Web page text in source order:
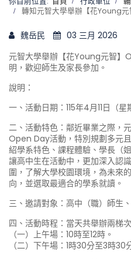
轉知元智大學舉辦【花Young
魏岳民
03 三月 2026
元智大學舉辦【花Young元智】
明，歡迎師生及家長參加。
說明：
一、活動日期：115年4月11日（星
二、活動特色：鄰近畢業之際，
Open Day活動，特別規劃多元
紹學系特色、課程體驗、學長（
讓高中生在活動中，更加深入認
圍，了解大學校園環境，為未來
向，並選取最適合的學系就讀。
三、邀請對象：高中（職）師生
四、活動時程：當天共舉辦兩梯次
（一）上午場：10時至12時。
（二）下午場：1時30分至3時30